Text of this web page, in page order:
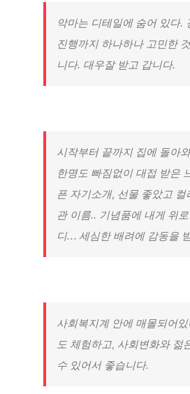
악마는 디테일에 숨어 있다.
진행까지 하나하나 고민한
니다. 대우잘 받고 갑니다.
시작부터 끝까지 집에 돌아
한명도 빠짐없이 대접 받은
픈 자기소개, 선물 좋았고 컬
관 이름.. 기념품에 내게 위
디… 세심한 배려에 감동을
사회복지계 안에 매몰되어
도 체험하고, 사회변화와 젊
수 있어서 좋습니다.